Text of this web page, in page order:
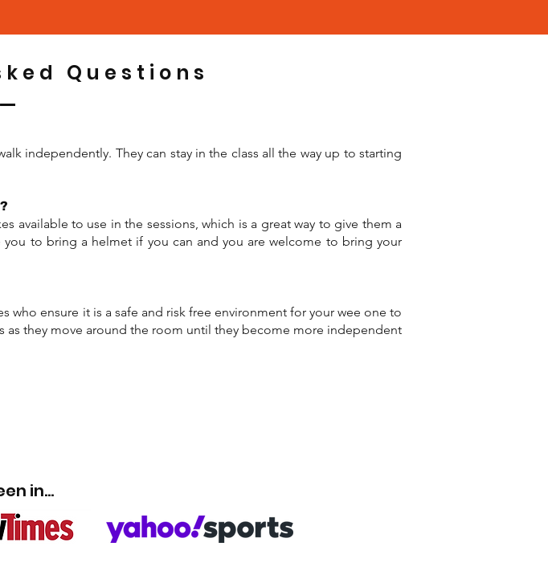
Questions
independently. They can stay in the class all the way up to starting
available to use in the sessions, which is a great way to give them a
to bring a helmet if you can and you are welcome to bring your
who ensure it is a safe and risk free environment for your wee one to
they move around the room until they become more independent
in...